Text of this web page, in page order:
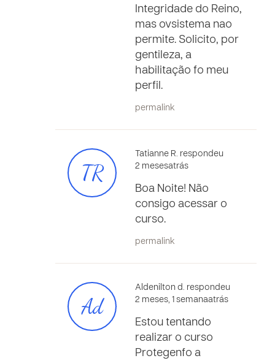
Integridade do Reino,
mas ovsistema nao
permite. Solicito, por
gentileza, a
habilitação fo meu
perfil.
permalink
TR
Tatianne R. respondeu
2 mesesatrás
Boa Noite! Não
consigo acessar o
curso.
permalink
Ad
Aldenilton d. respondeu
2 meses, 1 semanaatrás
Estou tentando
realizar o curso
Protegenfo a